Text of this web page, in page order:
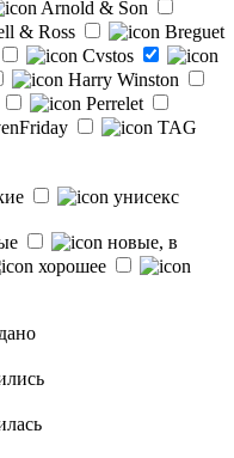
Arnold & Son
& Ross
Breguet
Cvstos
Harry Winston
Perrelet
TAG
унисекс
новые, в
хорошее